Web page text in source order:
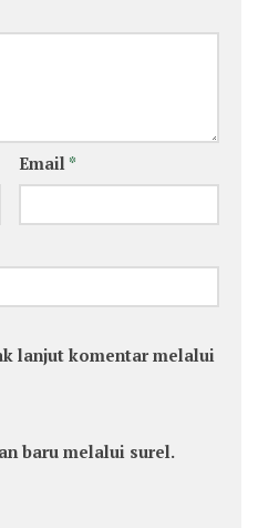
Email *
lanjut komentar melalui
baru melalui surel.